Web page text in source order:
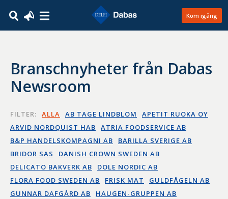
Kom igång
Branschnyheter från Dabas
Newsroom
FILTER: ALLA AB TAGE LINDBLOM
APETIT RUOKA OY
ARVID NORDQUIST HAB
ATRIA FOODSERVICE AB
B&P HANDELSKOMPAGNI AB
BARILLA SVERIGE AB
BRIDOR SAS
DANISH CROWN SWEDEN AB
DELICATO BAKVERK AB
DOLE NORDIC AB
FLORA FOOD SWEDEN AB
FRISK MAT
GULDFÅGELN AB
GUNNAR DAFGÅRD AB
HAUGEN-GRUPPEN AB